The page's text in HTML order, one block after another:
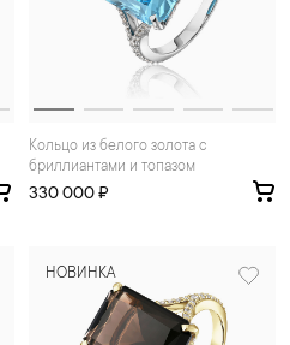
Кольцо из белого золота с
бриллиантами и топазом
330 000 ₽
НОВИНКА